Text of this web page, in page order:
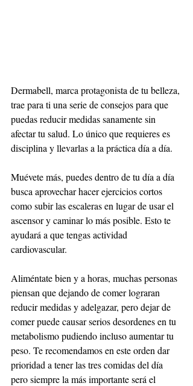
Dermabell, marca protagonista de tu belleza,
trae para ti una serie de consejos para que
puedas reducir medidas sanamente sin
afectar tu salud. Lo único que requieres es
disciplina y llevarlas a la práctica día a día.
Muévete más, puedes dentro de tu día a día
busca aprovechar hacer ejercicios cortos
como subir las escaleras en lugar de usar el
ascensor y caminar lo más posible. Esto te
ayudará a que tengas actividad
cardiovascular.
Aliméntate bien y a horas, muchas personas
piensan que dejando de comer lograran
reducir medidas y adelgazar, pero dejar de
comer puede causar serios desordenes en tu
metabolismo pudiendo incluso aumentar tu
peso. Te recomendamos en este orden dar
prioridad a tener las tres comidas del día
pero siempre la más importante será el